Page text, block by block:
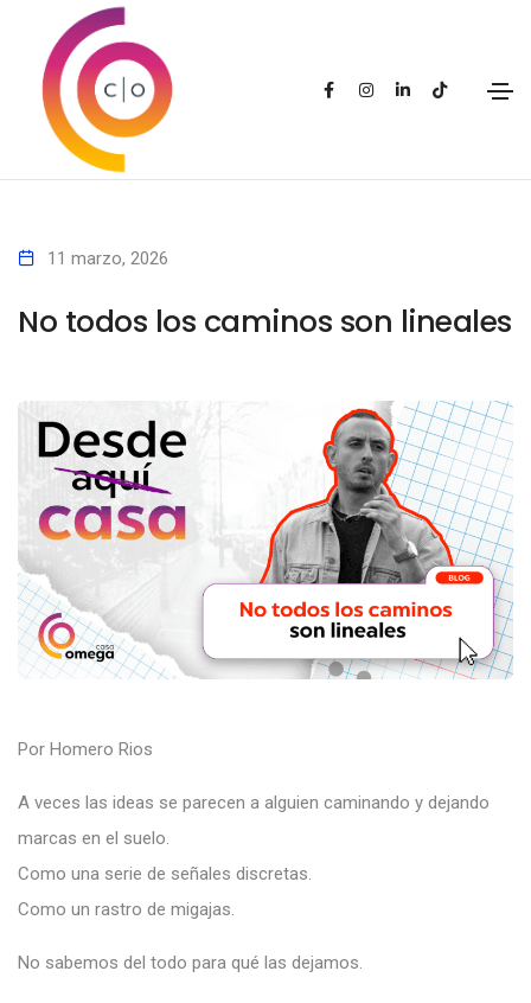
11 marzo, 2026
No todos los caminos son lineales
Por Homero Rios
A veces las ideas se parecen a alguien caminando y dejando
marcas en el suelo.
Como una serie de señales discretas.
Como un rastro de migajas.
No sabemos del todo para qué las dejamos.